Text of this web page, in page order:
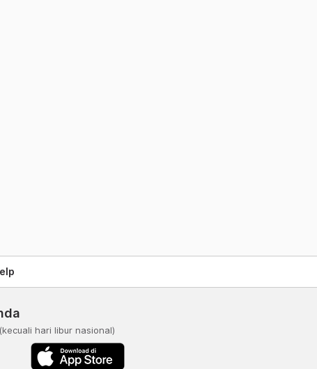
(kecuali hari libur nasional)